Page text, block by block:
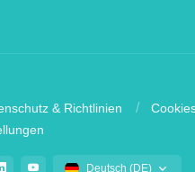
& Richtlinien
Deutsch (DE)